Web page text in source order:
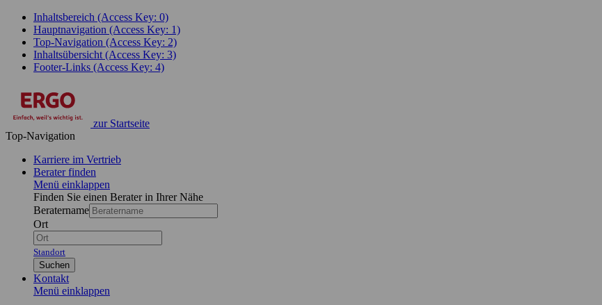
Inhaltsbereich (Access Key: 0)
Hauptnavigation (Access Key: 1)
Top-Navigation (Access Key: 2)
Inhaltsübersicht (Access Key: 3)
Footer-Links (Access Key: 4)
zur Startseite
Top-Navigation
Karriere im Vertrieb
Berater finden
Menü einklappen
Finden Sie einen Berater in Ihrer Nähe
Beratername
Ort
Standort
Suchen
Kontakt
Menü einklappen